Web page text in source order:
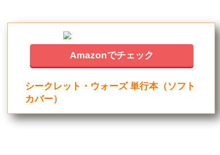
Amazonでチェック
シークレット・ウォーズ 単行本（ソフト
カバー）